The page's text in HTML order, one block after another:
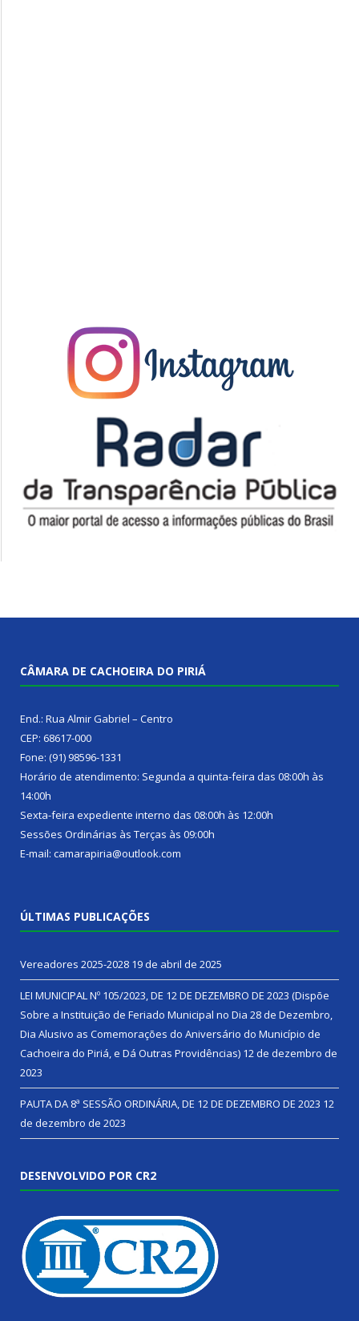
CÂMARA DE CACHOEIRA DO PIRIÁ
End.: Rua Almir Gabriel – Centro
CEP: 68617-000
Fone: (91) 98596-1331
Horário de atendimento: Segunda a quinta-feira das 08:00h às
14:00h
Sexta-feira expediente interno das 08:00h às 12:00h
Sessões Ordinárias às Terças às 09:00h
E-mail: camarapiria@outlook.com
ÚLTIMAS PUBLICAÇÕES
Vereadores 2025-2028 19 de abril de 2025
LEI MUNICIPAL Nº 105/2023, DE 12 DE DEZEMBRO DE 2023 (Dispõe
Sobre a Instituição de Feriado Municipal no Dia 28 de Dezembro,
Dia Alusivo as Comemorações do Aniversário do Município de
Cachoeira do Piriá, e Dá Outras Providências) 12 de dezembro de
2023
PAUTA DA 8ª SESSÃO ORDINÁRIA, DE 12 DE DEZEMBRO DE 2023 12
de dezembro de 2023
DESENVOLVIDO POR CR2